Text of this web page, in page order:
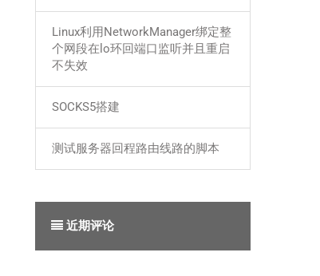
Linux利用NetworkManager绑定整
个网段在lo环回端口监听并且重启
不失效
SOCKS5搭建
测试服务器回程路由线路的脚本
近期评论